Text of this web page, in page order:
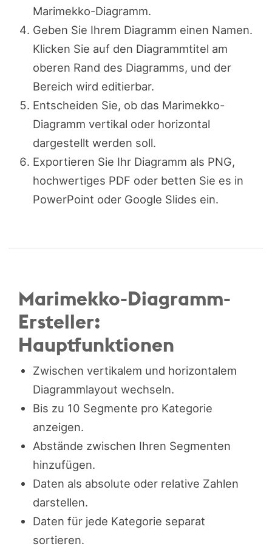
Marimekko-Diagramm.
Geben Sie Ihrem Diagramm einen Namen.
Klicken Sie auf den Diagrammtitel am
oberen Rand des Diagramms, und der
Bereich wird editierbar.
Entscheiden Sie, ob das Marimekko-
Diagramm vertikal oder horizontal
dargestellt werden soll.
Exportieren Sie Ihr Diagramm als PNG,
hochwertiges PDF oder betten Sie es in
PowerPoint oder Google Slides ein.
Marimekko-Diagramm-
Ersteller:
Hauptfunktionen
Zwischen vertikalem und horizontalem
Diagrammlayout wechseln.
Bis zu 10 Segmente pro Kategorie
anzeigen.
Abstände zwischen Ihren Segmenten
hinzufügen.
Daten als absolute oder relative Zahlen
darstellen.
Daten für jede Kategorie separat
sortieren.